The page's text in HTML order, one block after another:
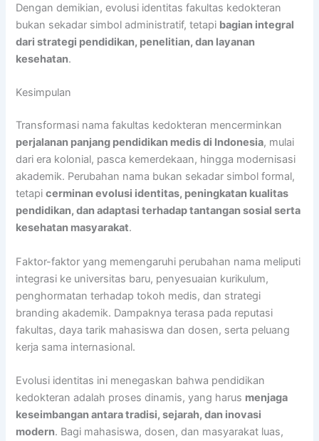
Dengan demikian, evolusi identitas fakultas kedokteran
bukan sekadar simbol administratif, tetapi bagian integral
dari strategi pendidikan, penelitian, dan layanan
kesehatan.
Kesimpulan
Transformasi nama fakultas kedokteran mencerminkan
perjalanan panjang pendidikan medis di Indonesia, mulai
dari era kolonial, pasca kemerdekaan, hingga modernisasi
akademik. Perubahan nama bukan sekadar simbol formal,
tetapicerminan evolusi identitas, peningkatan kualitas
pendidikan, dan adaptasi terhadap tantangan sosial serta
kesehatan masyarakat.
Faktor-faktor yang memengaruhi perubahan nama meliputi
integrasi ke universitas baru, penyesuaian kurikulum,
penghormatan terhadap tokoh medis, dan strategi
branding akademik. Dampaknya terasa pada reputasi
fakultas, daya tarik mahasiswa dan dosen, serta peluang
kerja sama internasional.
Evolusi identitas ini menegaskan bahwa pendidikan
kedokteran adalah proses dinamis, yang harus menjaga
keseimbangan antara tradisi, sejarah, dan inovasi
modern. Bagi mahasiswa, dosen, dan masyarakat luas,